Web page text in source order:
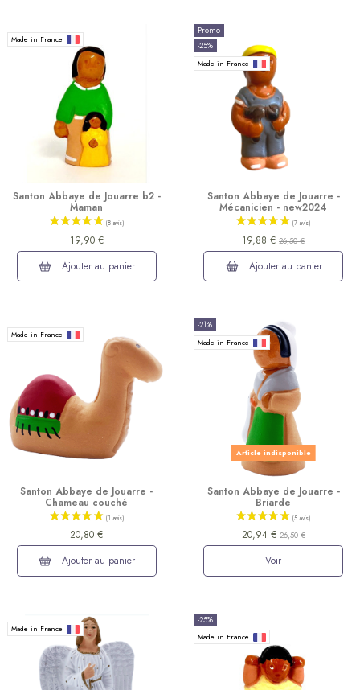
(12 avis)
(16 avis)
Made in France
Santon Abbaye de Jouarre b2 -
Maman
19,90 €
Ajouter au panier
Promo
-25%
Made in France
Santon Abbaye de Jouarre -
Mécanicien - new2024
19,88 €26,50 €
Ajouter au panier
Made in France
Santon Abbaye de Jouarre -
Chameau couché
20,80 €
Ajouter au panier
-21%
Made in France
Article indisponible
Santon Abbaye de Jouarre -
Briarde
20,94 €26,50 €
Voir
Made in France
-25%
Made in France